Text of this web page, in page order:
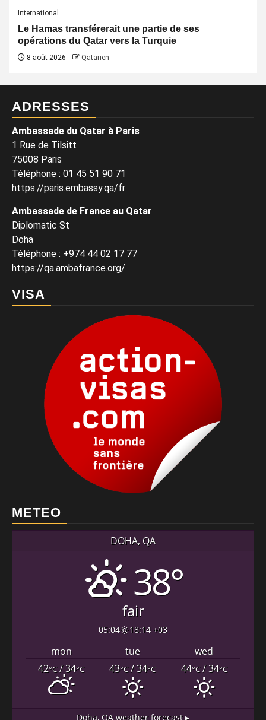
International
Le Hamas transférerait une partie de ses
opérations du Qatar vers la Turquie
8 août 2026 Qatarien
ADRESSES
Ambassade du Qatar à Paris
1 Rue de Tilsitt
75008 Paris
Téléphone : 01 45 51 90 71
https://paris.embassy.qa/fr
Ambassade de France au Qatar
Diplomatic St
Doha
Téléphone : +974 44 02 17 77
https://qa.ambafrance.org/
VISA
METEO
DOHA, QA
38°
fair
05:04 18:14 +03
mon tue
wed
42°C/ 34°C 43°C/ 34°C 44°C/ 34°C
Doha, QA weather forecast ▸